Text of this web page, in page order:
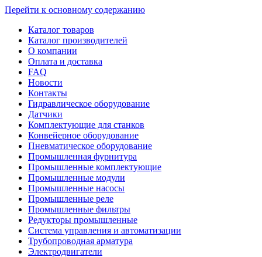
Перейти к основному содержанию
Каталог товаров
Каталог производителей
О компании
Оплата и доставка
FAQ
Новости
Контакты
Гидравлическое оборудование
Датчики
Комплектующие для станков
Конвейерное оборудование
Пневматическое оборудование
Промышленная фурнитура
Промышленные комплектующие
Промышленные модули
Промышленные насосы
Промышленные реле
Промышленные фильтры
Редукторы промышленные
Система управления и автоматизации
Трубопроводная арматура
Электродвигатели